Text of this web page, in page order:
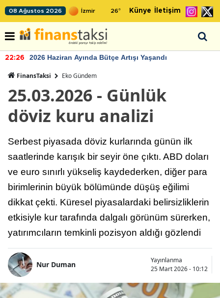
08 Ağustos 2026 26° Künye İletişim
22:26 2026 Haziran Ayında Bütçe Artışı Yaşandı
FinansTaksi Eko Gündem
25.03.2026 - Günlük
döviz kuru analizi
Serbest piyasada döviz kurlarında günün ilk
saatlerinde karışık bir seyir öne çıktı. ABD doları
ve euro sınırlı yükseliş kaydederken, diğer para
birimlerinin büyük bölümünde düşüş eğilimi
dikkat çekti. Küresel piyasalardaki belirsizliklerin
etkisiyle kur tarafında dalgalı görünüm sürerken,
yatırımcıların temkinli pozisyon aldığı gözlendi
Nur Duman
Yayınlanma
25 Mart 2026 - 10:12